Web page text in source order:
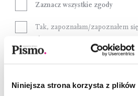
Niniejsza strona korzysta z plików
Zaznacz wszystkie zgody
Tak, zapoznałam/zapoznałem
danych osobowych zawartych w